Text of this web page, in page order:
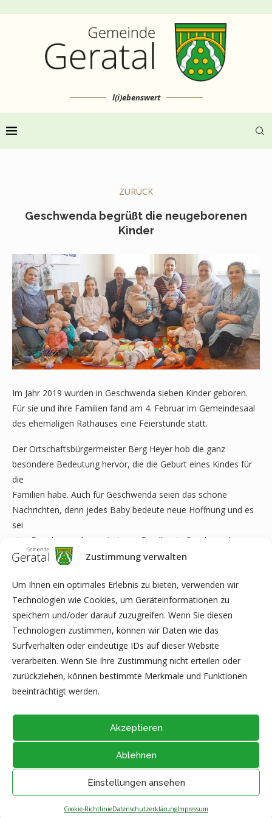
Zustimmung verwalten
Um Ihnen ein optimales Erlebnis zu bieten, verwenden wir
Technologien wie Cookies, um Geräteinformationen zu
speichern und/oder darauf zuzugreifen. Wenn Sie diesen
Technologien zustimmen, können wir Daten wie das
Surfverhalten oder eindeutige IDs auf dieser Website
verarbeiten. Wenn Sie Ihre Zustimmung nicht erteilen oder
zurückziehen, können bestimmte Merkmale und Funktionen
beeinträchtigt werden.
Akzeptieren
Ablehnen
Einstellungen ansehen
Cookie-RichtlinieDatenschutzerklärungImpressum
l(i)ebenswert
ZURÜCK
Geschwenda begrüßt die neugeborenen
Kinder
Im Jahr 2019 wurden in Geschwenda sieben Kinder geboren.
Für sie und ihre Familien fand am 4. Februar im Gemeindesaal
des ehemaligen Rathauses eine Feierstunde statt.
Der Ortschaftsbürgermeister Berg Heyer hob die ganz
besondere Bedeutung hervor, die die Geburt eines Kindes für
die
Familien habe. Auch für Geschwenda seien das schöne
Nachrichten, denn jedes Baby bedeute neue Hoffnung und es
sei
eine Freude zu sehen, wie junge Familien in Geschwenda
wachsen und glücklich zusammenleben.
In gemütlicher Runde bei Kaffee und Kuchen übergab der
Ortschaftsbürgermeister 100,- Euro Begrüßungsgeld an jede
Familie.
Die Feierstunde wurde vom Kindergarten und dem Heimat-
und Fremdenverkehrsverein unterstützt.
Foto: Renè Albrecht
@2026 - Alle Rechte vorbehalten durchGemeinde Geratal
DATENSCHUTZ|Thüringer Transparenzportal
NACH OBEN